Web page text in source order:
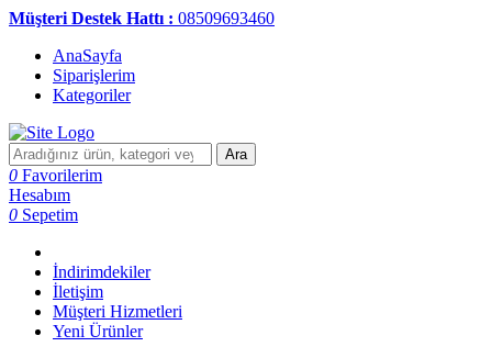
Müşteri Destek Hattı : 08509693460
AnaSayfa
Siparişlerim
Kategoriler
Ara
0 Favorilerim
Hesabım
0 Sepetim
İndirimdekiler
İletişim
Müşteri Hizmetleri
Yeni Ürünler